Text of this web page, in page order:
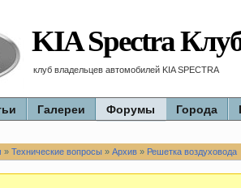
KIA Spectra
клуб владельцев автомобилей KIA SPECTRA
Галереи Форумы Города
» Технические вопросы» Архив» Решетка воздуховода